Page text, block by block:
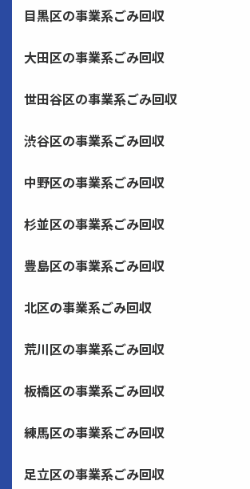
目黒区の事業系ごみ回収
大田区の事業系ごみ回収
世田谷区の事業系ごみ回収
渋谷区の事業系ごみ回収
中野区の事業系ごみ回収
杉並区の事業系ごみ回収
豊島区の事業系ごみ回収
北区の事業系ごみ回収
荒川区の事業系ごみ回収
板橋区の事業系ごみ回収
練馬区の事業系ごみ回収
足立区の事業系ごみ回収